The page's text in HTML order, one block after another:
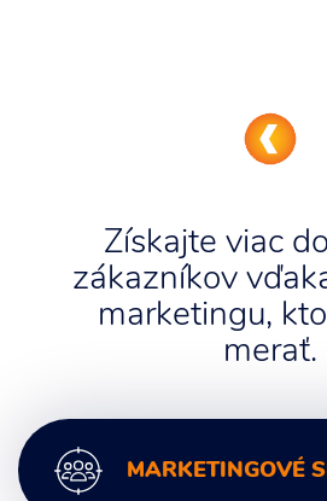
Získajte viac
zákazníkov
marketingu,
merať.
MARKETINGOVÉ